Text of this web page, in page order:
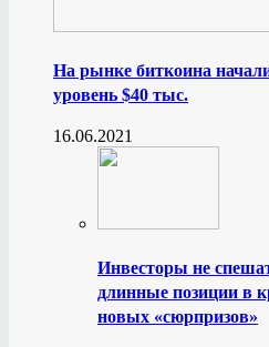
На рынке биткоина
уровень $40 тыс.
16.06.2021
Инвесторы не
длинные позиции в
новых «сюрпризов»